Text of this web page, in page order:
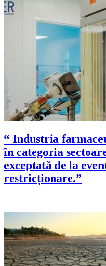
“ Industria
în categoria
exceptată de la
restricționare.”